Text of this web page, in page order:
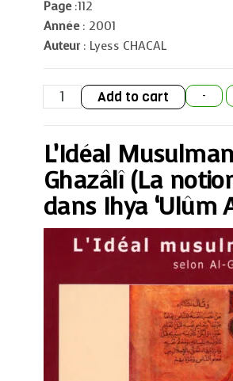
Page:112
Année : 2001
Auteur : Lyess CHACAL
-
L'Idéal
Musulman
selon
(La
notion
d'Adab
dans
Ihya
'Ulûm
quantity
Add to cart
L’Idéal
Ghazâlî (La
dans Ihya ‘Ulûm